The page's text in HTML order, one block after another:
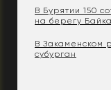
В Бурятии 150
на берегу
В Закаменском
субурган